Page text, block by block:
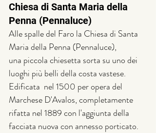
Chiesa di Santa Maria della
Penna (Pennaluce)
Alle spalle del Faro la Chiesa di Santa
Maria della Penna (Pennaluce),
una piccola chiesetta sorta su uno dei
luoghi più belli della costa vastese.
Edificata  nel 1500 per opera del
Marchese D'Avalos, completamente
rifatta nel 1889 con l'aggiunta della
facciata nuova con annesso porticato.